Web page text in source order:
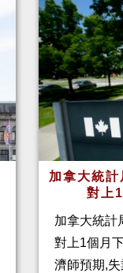
加拿大統
對上
加拿大統計
對上1個月
濟師預期,